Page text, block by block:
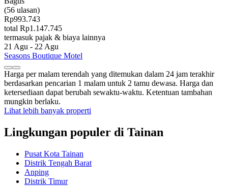
(56 ulasan)
Rp993.743
total Rp1.147.745
termasuk pajak & biaya lainnya
21 Agu - 22 Agu
Seasons Boutique Motel
Harga per malam terendah yang ditemukan dalam 24 jam terakhir
berdasarkan pencarian 1 malam untuk 2 tamu dewasa. Harga dan
ketersediaan dapat berubah sewaktu-waktu. Ketentuan tambahan
mungkin berlaku.
Lihat lebih banyak properti
Lingkungan populer di Tainan
Pusat Kota Tainan
Distrik Tengah Barat
Anping
Distrik Timur